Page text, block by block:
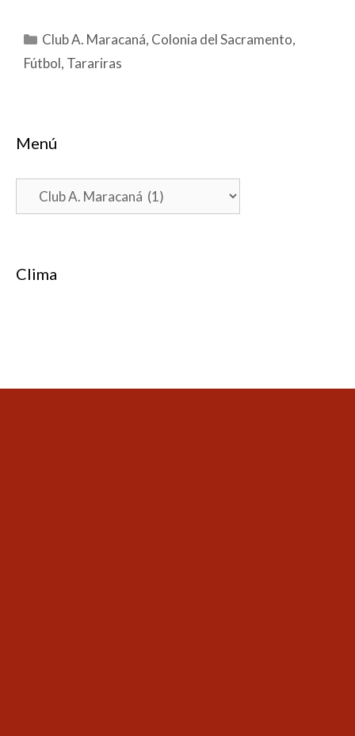
Categorías
Club A. Maracaná, Colonia del Sacramento,
Fútbol, Tarariras
Menú
Menú
Clima